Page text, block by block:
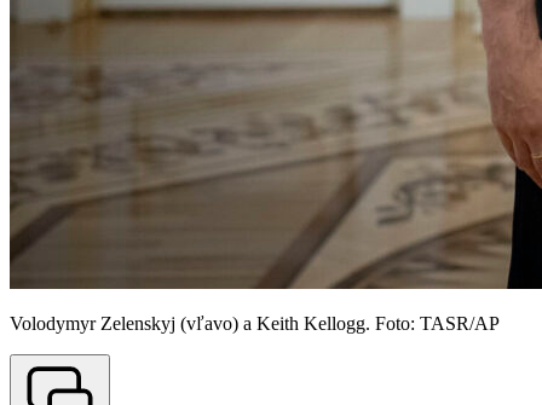
Volodymyr Zelenskyj (vľavo) a Keith Kellogg. Foto: TASR/AP